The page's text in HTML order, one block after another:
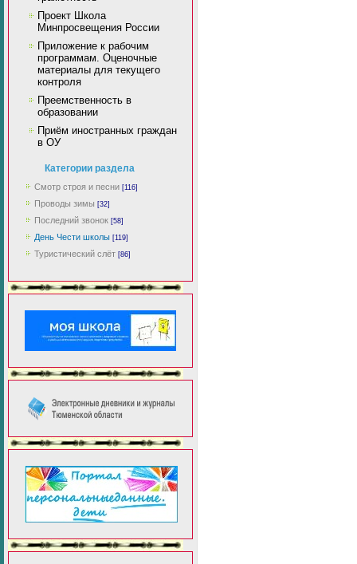
Проект Школа
Минпросвещения России
Приложение к рабочим
программам. Оценочные
материалы для текущего
контроля
Преемственность в
образовании
Приём иностранных граждан
в ОУ
Категории раздела
Смотр строя и песни [116]
Проводы зимы [32]
Последний звонок [58]
День Чести школы [119]
Туристический слёт [86]